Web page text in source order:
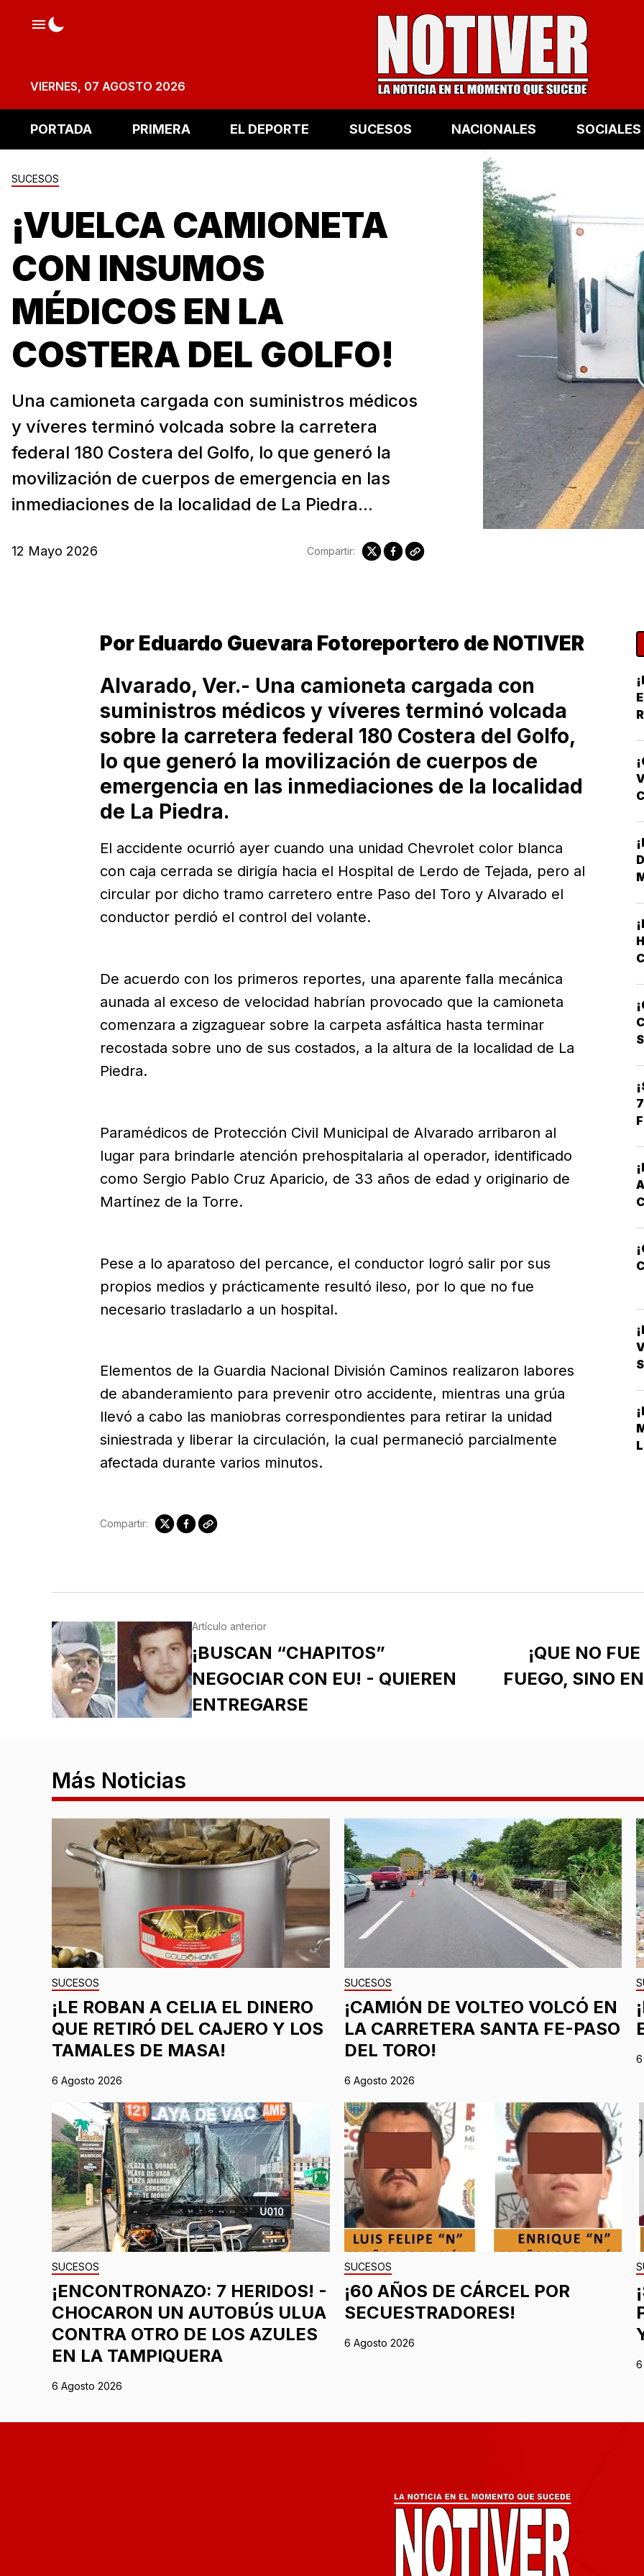
VIERNES, 07 AGOSTO 2026
PORTADA PRIMERA EL DEPORTE SUCESOS NACIONALES SOCIALES
SUCESOS
¡VUELCA CAMIONETA
CON INSUMOS
MÉDICOS EN LA
COSTERA DEL GOLFO!
Una camioneta cargada con suministros médicos
y víveres terminó volcada sobre la carretera
federal 180 Costera del Golfo, lo que generó la
movilización de cuerpos de emergencia en las
inmediaciones de la localidad de La Piedra...
12 Mayo 2026 Compartir:
Por Eduardo Guevara Fotoreportero de NOTIVER
Alvarado, Ver.- Una camioneta cargada con
suministros médicos y víveres terminó volcada
sobre la carretera federal 180 Costera del Golfo,
lo que generó la movilización de cuerpos de
emergencia en las inmediaciones de la localidad
de La Piedra.
El accidente ocurrió ayer cuando una unidad Chevrolet color blanca
con caja cerrada se dirigía hacia el Hospital de Lerdo de Tejada, pero al
circular por dicho tramo carretero entre Paso del Toro y Alvarado el
conductor perdió el control del volante.
De acuerdo con los primeros reportes, una aparente falla mecánica
aunada al exceso de velocidad habrían provocado que la camioneta
comenzara a zigzaguear sobre la carpeta asfáltica hasta terminar
recostada sobre uno de sus costados, a la altura de la localidad de La
Piedra.
Paramédicos de Protección Civil Municipal de Alvarado arribaron al
lugar para brindarle atención prehospitalaria al operador, identificado
como Sergio Pablo Cruz Aparicio, de 33 años de edad y originario de
Martínez de la Torre.
Pese a lo aparatoso del percance, el conductor logró salir por sus
propios medios y prácticamente resultó ileso, por lo que no fue
necesario trasladarlo a un hospital.
Elementos de la Guardia Nacional División Caminos realizaron labores
de abanderamiento para prevenir otro accidente, mientras una grúa
llevó a cabo las maniobras correspondientes para retirar la unidad
siniestrada y liberar la circulación, la cual permaneció parcialmente
afectada durante varios minutos.
Compartir:
Artículo anterior
¡BUSCAN “CHAPITOS”
NEGOCIAR CON EU! - QUIEREN
ENTREGARSE
¡QUE NO
FUEGO, SINO
Más Noticias
SUCESOS
¡LE ROBAN A CELIA EL DINERO
QUE RETIRÓ DEL CAJERO Y LOS
TAMALES DE MASA!
6 Agosto 2026
SUCESOS
¡CAMIÓN DE VOLTEO VOLCÓ EN
LA CARRETERA SANTA FE-PASO
DEL TORO!
6 Agosto 2026
SUCESOS
¡ENCONTRONAZO: 7 HERIDOS! -
CHOCARON UN AUTOBÚS ULUA
CONTRA OTRO DE LOS AZULES
EN LA TAMPIQUERA
6 Agosto 2026
SUCESOS
¡60 AÑOS DE CÁRCEL POR
SECUESTRADORES!
6 Agosto 2026